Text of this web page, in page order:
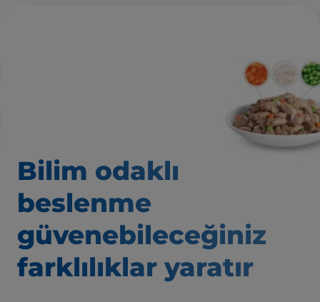
Bilim odaklı
beslenme
güvenebileceğiniz
farklılıklar yaratır